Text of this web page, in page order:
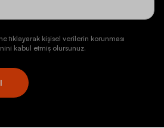
tıklayarak kişisel verilerin korunması
kabul etmiş olursunuz.